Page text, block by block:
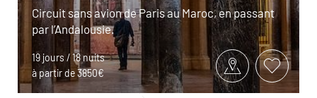
Circuit sans avion de Paris au Maroc, en passant
par l’Andalousie.
19 jours / 18 nuits
à partir de 3850€